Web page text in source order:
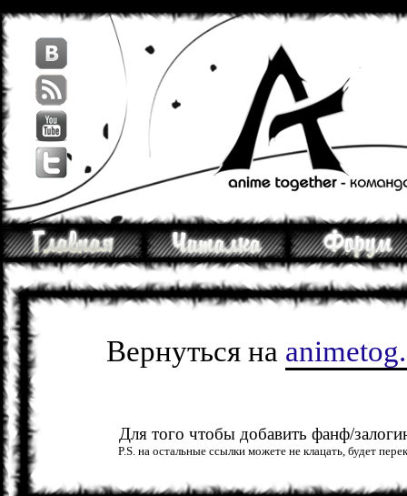
Вернуться на
Для того чтобы добавить фанф/
P.S. на остальные ссылки можете не клацать, будет